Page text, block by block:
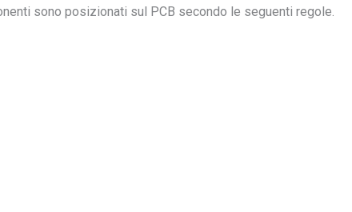
sono posizionati sul PCB secondo le seguenti regole.